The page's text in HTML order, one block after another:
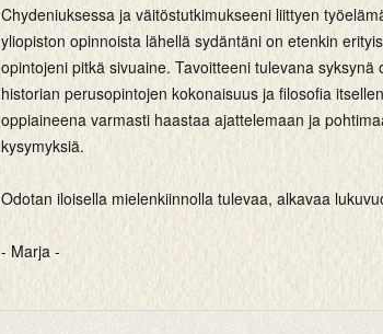
Chydeniuksessa ja väitöstutkimukseeni liittyen
yliopiston opinnoista lähellä sydäntäni on etenkin
opintojeni pitkä sivuaine. Tavoitteeni tulevana syksynä
historian perusopintojen kokonaisuus ja filosofia
oppiaineena varmasti haastaa ajattelemaan ja
kysymyksiä.
Odotan iloisella mielenkiinnolla tulevaa, alkavaa
- Marja -